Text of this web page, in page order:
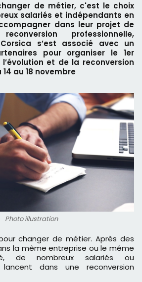
de métier, c'est le choix
salariés et indépendants en
dans leur projet de
professionnelle,
s’est associé avec un
pour organiser le 1er
et de la reconversion
au 18 novembre
Photo illustration
la même entreprise ou le même
de nombreux salariés ou
dans une reconversion